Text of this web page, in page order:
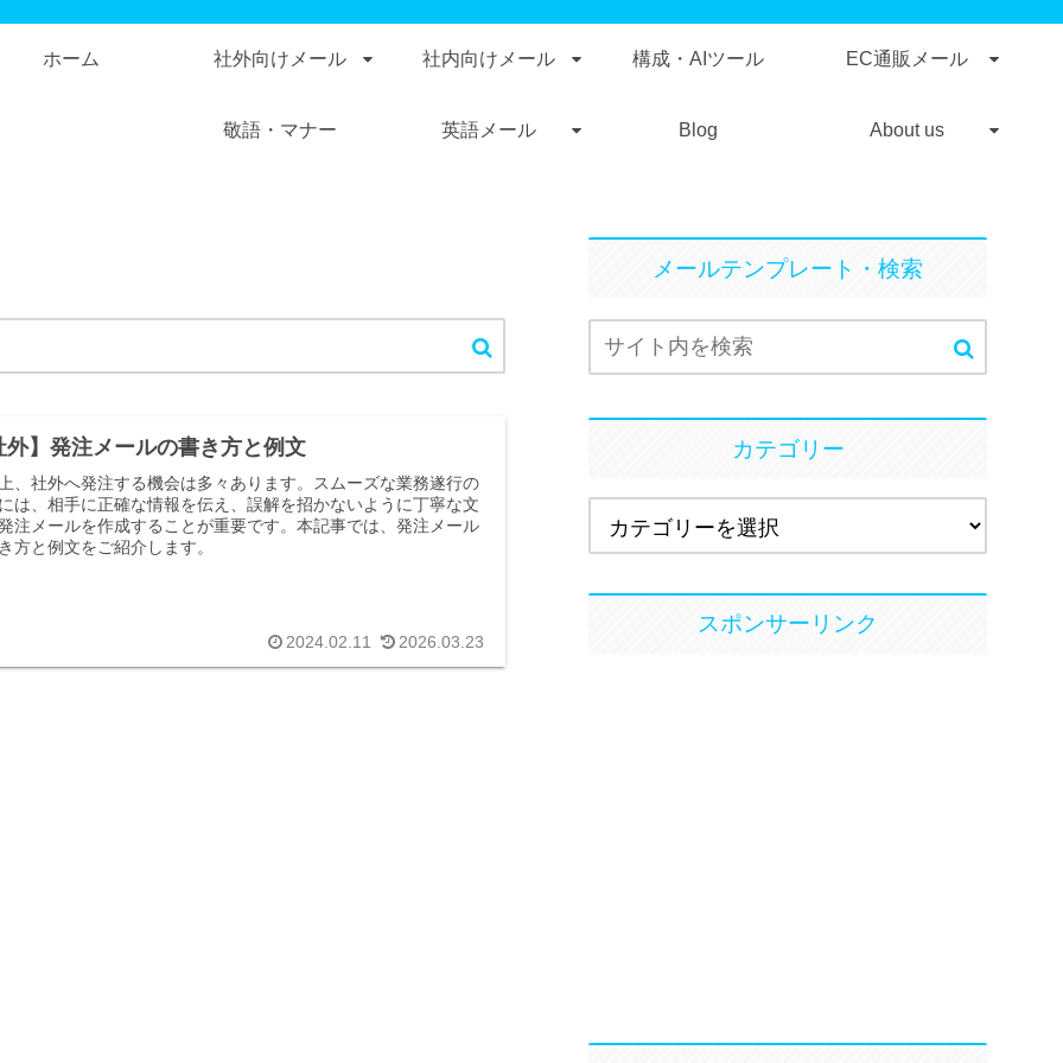
ホーム 社外向けメール 社内向けメール 構成・AIツール EC通販メール
敬語・マナー 英語メール Blog About us
外】発注メールの書き方と例文
、社外へ発注する機会は多々あります。スムーズな業務遂行の
は、相手に正確な情報を伝え、誤解を招かないように丁寧な文
注メールを作成することが重要です。本記事では、発注メール
方と例文をご紹介します。
2024.02.11 2026.03.23
メールテンプレート・検索
カテゴリー
スポンサーリンク